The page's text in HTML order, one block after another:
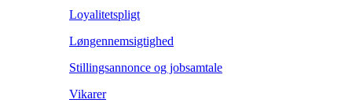
Loyalitetspligt
Løngennemsigtighed
Stillingsannonce og jobsamtale
Vikarer